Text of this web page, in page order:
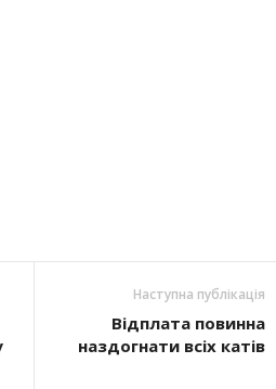
Наступна публікація
Відплата повинна
наздогнати всіх катів